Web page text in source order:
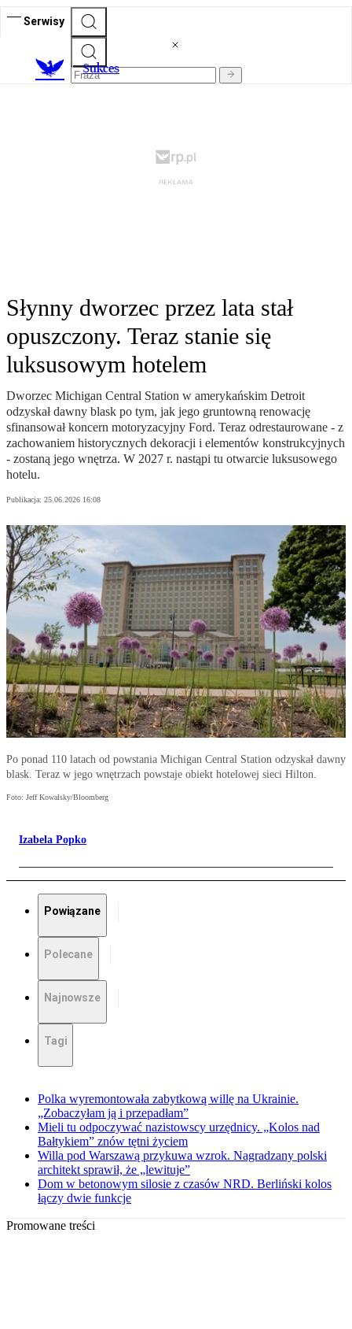
Serwisy
Sukces
Słynny dworzec przez lata stał
opuszczony. Teraz stanie się
luksusowym hotelem
Dworzec Michigan Central Station w amerykańskim Detroit
odzyskał dawny blask po tym, jak jego gruntowną renowację
sfinansował koncern motoryzacyjny Ford. Teraz odrestaurowane - z
zachowaniem historycznych dekoracji i elementów konstrukcyjnych
- zostaną jego wnętrza. W 2027 r. nastąpi tu otwarcie luksusowego
hotelu.
Publikacja: 25.06.2026 16:08
Po ponad 110 latach od powstania Michigan Central Station odzyskał dawny
blask. Teraz w jego wnętrzach powstaje obiekt hotelowej sieci Hilton.
Foto: Jeff Kowalsky/Bloomberg
Izabela Popko
Powiązane
Polecane
Najnowsze
Tagi
Polka wyremontowała zabytkową willę na Ukrainie.
„Zobaczyłam ją i przepadłam”
Mieli tu odpoczywać nazistowscy urzędnicy. „Kolos nad
Bałtykiem” znów tętni życiem
Willa pod Warszawą przykuwa wzrok. Nagradzany polski
architekt sprawił, że „lewituje”
Dom w betonowym silosie z czasów NRD. Berliński kolos
łączy dwie funkcje
Promowane treści